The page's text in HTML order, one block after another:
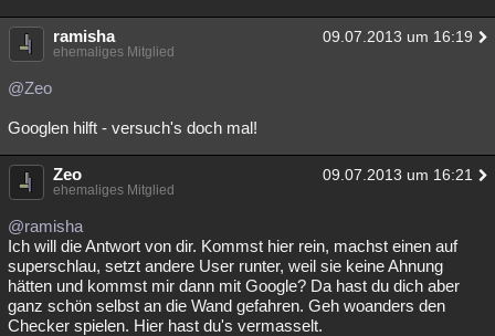
ramisha 09.07.2013 um 16:19
ehemaliges Mitglied
@Zeo
Googlen hilft - versuch's doch mal!
Zeo 09.07.2013 um 16:21
ehemaliges Mitglied
@ramisha
Ich will die Antwort von dir. Kommst hier rein, machst einen auf
superschlau, setzt andere User runter, weil sie keine Ahnung
hätten und kommst mir dann mit Google? Da hast du dich aber
ganz schön selbst an die Wand gefahren. Geh woanders den
Checker spielen. Hier hast du's vermasselt.